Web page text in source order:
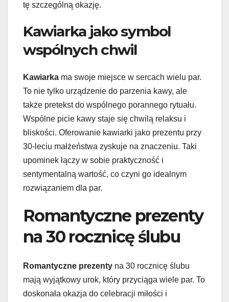
tę szczególną okazję.
Kawiarka jako symbol
wspólnych chwil
Kawiarka ma swoje miejsce w sercach wielu par.
To nie tylko urządzenie do parzenia kawy, ale
także pretekst do wspólnego porannego rytuału.
Wspólne picie kawy staje się chwilą relaksu i
bliskości. Oferowanie kawiarki jako prezentu przy
30-leciu małżeństwa zyskuje na znaczeniu. Taki
upominek łączy w sobie praktyczność i
sentymentalną wartość, co czyni go idealnym
rozwiązaniem dla par.
Romantyczne prezenty
na 30 rocznicę ślubu
Romantyczne prezenty na 30 rocznicę ślubu
mają wyjątkowy urok, który przyciąga wiele par. To
doskonała okazja do celebracji miłości i